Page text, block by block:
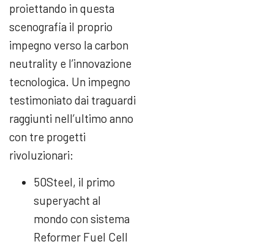
proiettando in questa
scenografia il proprio
impegno verso la carbon
neutrality e l’innovazione
tecnologica. Un impegno
testimoniato dai traguardi
raggiunti nell’ultimo anno
con tre progetti
rivoluzionari:
50Steel, il primo
superyacht al
mondo con sistema
Reformer Fuel Cell